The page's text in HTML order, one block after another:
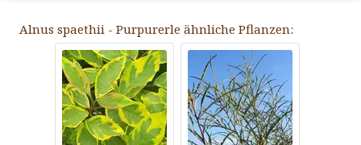
Alnus spaethii - Purpurerle ähnliche Pflanzen: